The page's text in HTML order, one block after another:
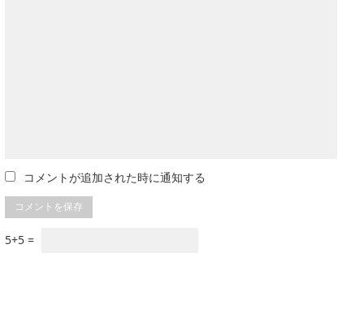
コメントが追加された時に通知する
5+5 =